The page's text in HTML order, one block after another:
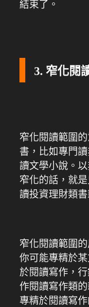
結束了。
3. 窄化閱
窄化閱讀範圍
書，比如專門
讀文學小說。
窄化的話，就
讀投資理財類書
窄化閱讀範圍
你可能專精於
於閱讀寫作，
作閱讀寫作類
專精於閱讀寫